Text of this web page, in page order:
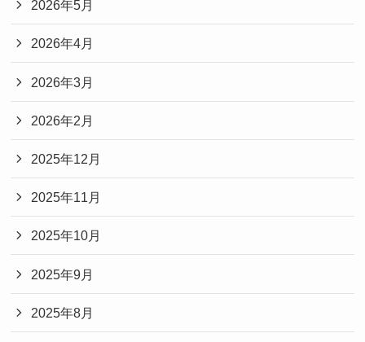
2026年5月
2026年4月
2026年3月
2026年2月
2025年12月
2025年11月
2025年10月
2025年9月
2025年8月